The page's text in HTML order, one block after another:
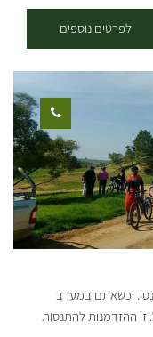
אפשרות לתיאום סדנאות
בטון, עץ, קקטוסים
האריזה, לקנות מתנות
של כיף! בסטודיו
מוצרי בטון -
לסיר ועוד. סדנאות
קוביות השראה, מתלה
קפה | שירותים במקום
מחיר: משתנה בהתאם
למספר המשתתפים בתיאום מראש. הסדנאות בתיאום מראש ב'-ה': 9:00-
לפרטים נוספים
וכשאתם במערב
ההזדמנות להתנסות